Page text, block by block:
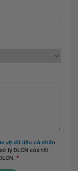
vệ dữ liệu cá nhân
lý DLCN của tôi
*